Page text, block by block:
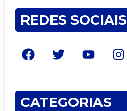
REDES SOCIAIS
CATEGORIAS